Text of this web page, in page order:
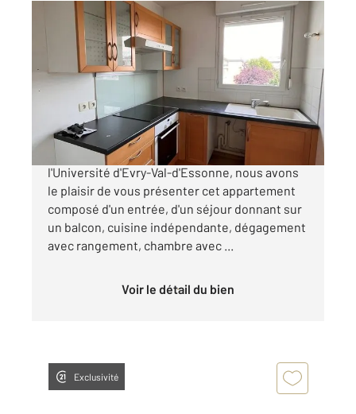
COURCOURONNES 91
42,20 m , 2 pièces
Ref : 5665
Appartement F2 à vendre
135 000 €
Situé en hyper centre d'Evry, proche de
l'Université d'Evry-Val-d'Essonne, nous avons
le plaisir de vous présenter cet appartement
composé d'un entrée, d'un séjour donnant sur
un balcon, cuisine indépendante, dégagement
avec rangement, chambre avec ...
Voir le détail du bien
Exclusivité